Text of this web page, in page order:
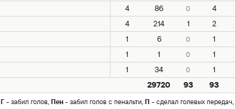
4 86 0 4
4 214 1 2
1 6 0 1
1 1 0 1
1 34 0 1
29720 93 93
Г - забил голов, Пен - забил голов с пенальти, П - сделал голевых передач,